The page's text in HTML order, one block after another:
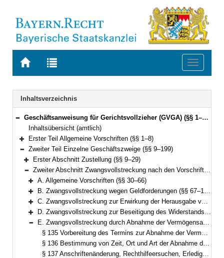
Zur
BAYERN.RECHT
Zur
letzten
Suche
Toggle
Navigation
Inhaltsverzeichnis
Bereich reduzieren
Geschäftsanweisung für Gerichtsvollzieher (GVGA) (§§ 1–199)
Inhaltsübersicht (amtlich)
Bereich erweitern
Erster Teil Allgemeine Vorschriften (§§ 1–8)
Bereich reduzieren
Zweiter Teil Einzelne Geschäftszweige (§§ 9–199)
Bereich erweitern
Erster Abschnitt Zustellung (§§ 9–29)
Bereich reduzieren
Zweiter Abschnitt Zwangsvollstreckung nach den Vorschriften der ZPO (§§ 30–155)
Bereich erweitern
A. Allgemeine Vorschriften (§§ 30–66)
Bereich erweitern
B. Zwangsvollstreckung wegen Geldforderungen (§§ 67–126)
Bereich erweitern
C. Zwangsvollstreckung zur Erwirkung der Herausgabe von Sachen (§§ 127–132)
Bereich erweitern
D. Zwangsvollstreckung zur Beseitigung des Widerstands des Schuldners gegen Handlungen, die er nach den §§ 887, 890 ZPO zu dulden hat, oder zur Beseitigung von Zuwiderhandlungen des Schuldners gegen eine Unterlassungsverpflichtung aus einer Anordnung nach § 1 GewSchG (§ 96 FamFG) (§§ 133–134)
Bereich reduzieren
E. Zwangsvollstreckung durch Abnahme der Vermögensauskunft gemäß § 802c, der eidesstattlichen Versicherung gemäß § 836 Absatz 3 oder § 883 Absatz 2 ZPO oder § 94 FamFG und durch Haft; Vorführung von Parteien und Zeugen (§§ 135–151)
§ 135 Vorbereitung des Termins zur Abnahme der Vermögensauskunft
§ 136 Bestimmung von Zeit, Ort und Art der Abnahme der Vermögensauskunft, Ladung zum Termin, Behandlung des Auftrags
§ 137 Anschriftenänderung, Rechthilfeersuchen, Erledigung des Rechtshilfeersuchens